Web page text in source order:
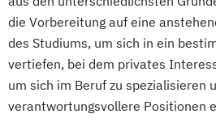
Fitnesstrainer/in A-Lizenz
Fitnesstrainer/in B-Lizenz
Functional Trainer A-Lizenz
Geprüfter Betriebswirt
Geprüfter Betriebswirt
Entwicklungsberatung mit
"Entspannungspädagogik"
Ernährungsberater/-in
Ernährungsberater/-in mit
Fachrichtung
die Vorbereitung auf eine
des Studiums, um sich in ein
vertiefen, bei dem privates
um sich im Beruf zu spezialisieren
verantwortungsvollere Positionen